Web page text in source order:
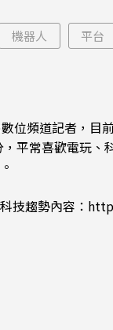
機器人 平台
位頻道記者，目
平常喜歡電玩、
技趨勢內容：